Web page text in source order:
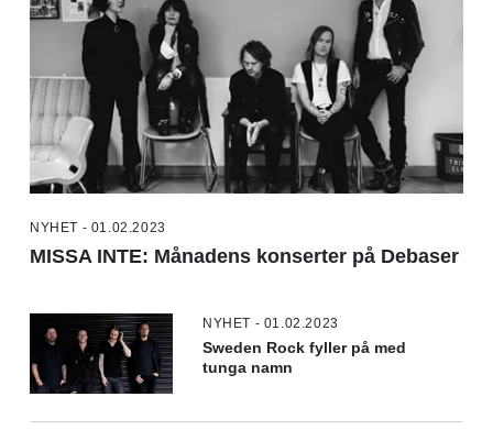
NYHET - 01.02.2023
MISSA INTE: Månadens konserter på Debaser
NYHET - 01.02.2023
Sweden Rock fyller på med
tunga namn